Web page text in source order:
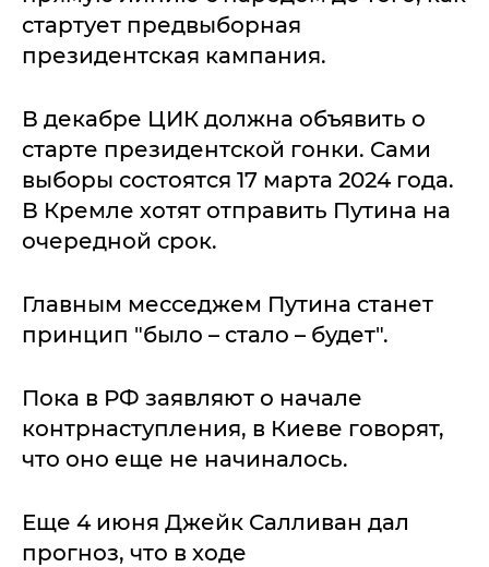
стартует предвыборная
президентская кампания.
В декабре ЦИК должна объявить о
старте президентской гонки. Сами
выборы состоятся 17 марта 2024 года.
В Кремле хотят отправить Путина на
очередной срок.
Главным месседжем Путина станет
принцип "было – стало – будет".
Пока в РФ заявляют о начале
контрнаступления, в Киеве говорят,
что оно еще не начиналось.
Еще 4 июня Джейк Салливан дал
прогноз, что в ходе